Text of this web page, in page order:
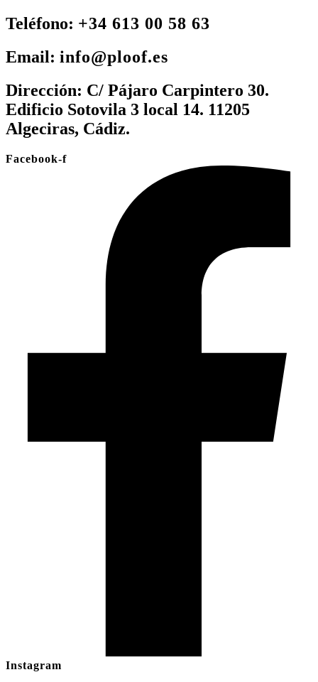
Teléfono: +34 613 00 58 63
Email: info@ploof.es
Dirección: C/ Pájaro Carpintero 30.
Edificio Sotovila 3 local 14. 11205
Algeciras, Cádiz.
Facebook-f
Instagram